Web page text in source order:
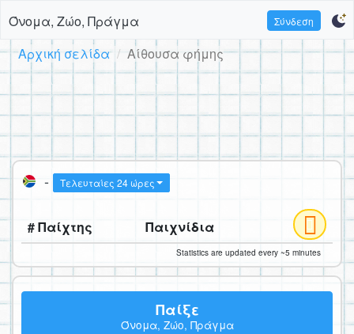
Όνομα, Ζώο, Πράγμα Σύνδεση
Αρχική σελίδα Αίθουσα φήμης
- Τελευταίες 24 ώρες
# Παίχτης Παιχνίδια
Statistics are updated every ~5 minutes
Παίξε
Όνομα, Ζώο, Πράγμα